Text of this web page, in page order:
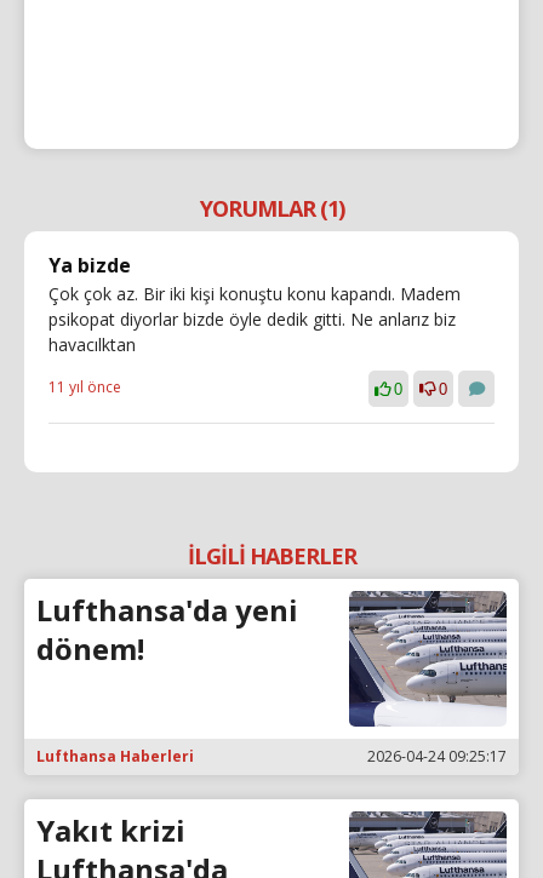
YORUMLAR (1)
Ya bizde
Çok çok az. Bir iki kişi konuştu konu kapandı. Madem
psikopat diyorlar bizde öyle dedik gitti. Ne anlarız biz
havacılktan
11 yıl önce 0 0
İLGİLİ HABERLER
Lufthansa'da yeni
dönem!
Lufthansa Haberleri 2026-04-24 09:25:17
Yakıt krizi
Lufthansa'da